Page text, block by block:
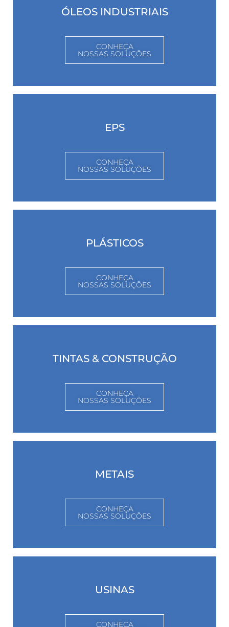
ÓLEOS INDUSTRIAIS
CONHEÇA
NOSSAS SOLUÇÕES
EPS
CONHEÇA
NOSSAS SOLUÇÕES
PLÁSTICOS
CONHEÇA
NOSSAS SOLUÇÕES
TINTAS & CONSTRUÇÃO
CONHEÇA
NOSSAS SOLUÇÕES
METAIS
CONHEÇA
NOSSAS SOLUÇÕES
USINAS
CONHEÇA